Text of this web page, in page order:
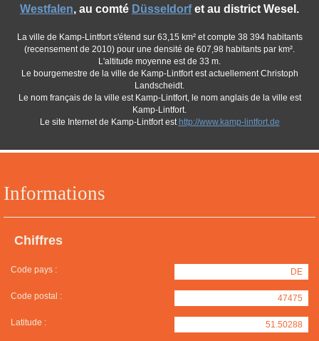
Informations
Chiffres
Code pays : DE
Code postal : 47475
Latitude : 51.50288
Westfalen, au comté Düsseldorfet au district Wesel.
La ville de Kamp-Lintfort s'étend sur 63,15 km² et compte 38 394 habitants
(recensement de 2010) pour une densité de 607,98 habitants par km².
L'altitude moyenne est de 33 m.
Le bourgemestre de la ville de Kamp-Lintfort est actuellement Christoph
Landscheidt.
Le nom français de la ville est Kamp-Lintfort, le nom anglais de la ville est
Kamp-Lintfort.
Le site Internet de Kamp-Lintfort est http://www.kamp-lintfort.de